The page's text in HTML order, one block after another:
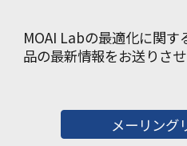
MOAI Labの最適化に関す
品の最新情報をお送りさせ
メーリング